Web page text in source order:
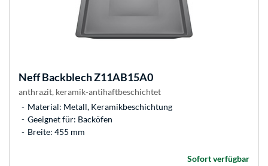
NeffBackblech Z11AB15A0
anthrazit, keramik-antihaftbeschichtet
Material: Metall, Keramikbeschichtung
Geeignet für: Backöfen
Breite: 455 mm
Sofort verfügbar